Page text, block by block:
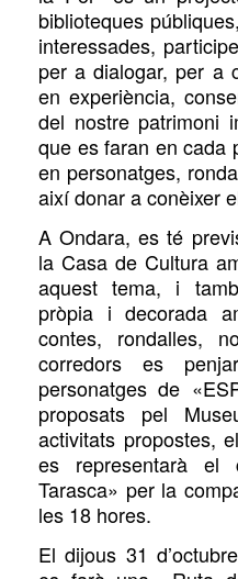
biblioteques
interessades,
per a dialogar, per a
en experiència,
del nostre patrimoni
que es faran en cada
en personatges,
així donar a conèixer
A Ondara, es té
la Casa de Cultura
aquest tema, i
pròpia i decorada
contes, rondalles,
corredors es
personatges de
proposats pel
activitats propostes, el
es representarà
Tarasca» per la
les 18 hores.
El dijous 31